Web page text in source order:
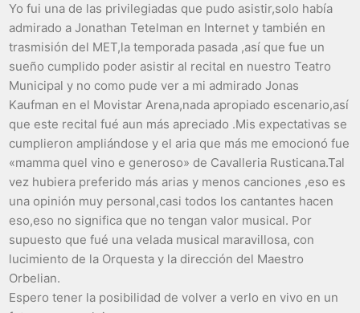
Yo fui una de las privilegiadas que pudo asistir,solo había
admirado a Jonathan Tetelman en Internet y también en
trasmisión del MET,la temporada pasada ,así que fue un
sueño cumplido poder asistir al recital en nuestro Teatro
Municipal y no como pude ver a mi admirado Jonas
Kaufman en el Movistar Arena,nada apropiado escenario,así
que este recital fué aun más apreciado .Mis expectativas se
cumplieron ampliándose y el aria que más me emocionó fue
«mamma quel vino e generoso» de Cavalleria Rusticana.Tal
vez hubiera preferido más arias y menos canciones ,eso es
una opinión muy personal,casi todos los cantantes hacen
eso,eso no significa que no tengan valor musical. Por
supuesto que fué una velada musical maravillosa, con
lucimiento de la Orquesta y la dirección del Maestro
Orbelian.
Espero tener la posibilidad de volver a verlo en vivo en un